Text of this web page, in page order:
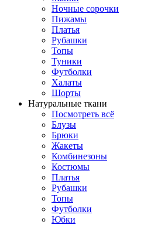
Ночные сорочки
Пижамы
Платья
Рубашки
Топы
Туники
Футболки
Халаты
Шорты
Натуральные ткани
Посмотреть всё
Блузы
Брюки
Жакеты
Комбинезоны
Костюмы
Платья
Рубашки
Топы
Футболки
Юбки